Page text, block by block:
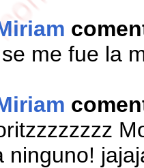
me fue la
ninguno!